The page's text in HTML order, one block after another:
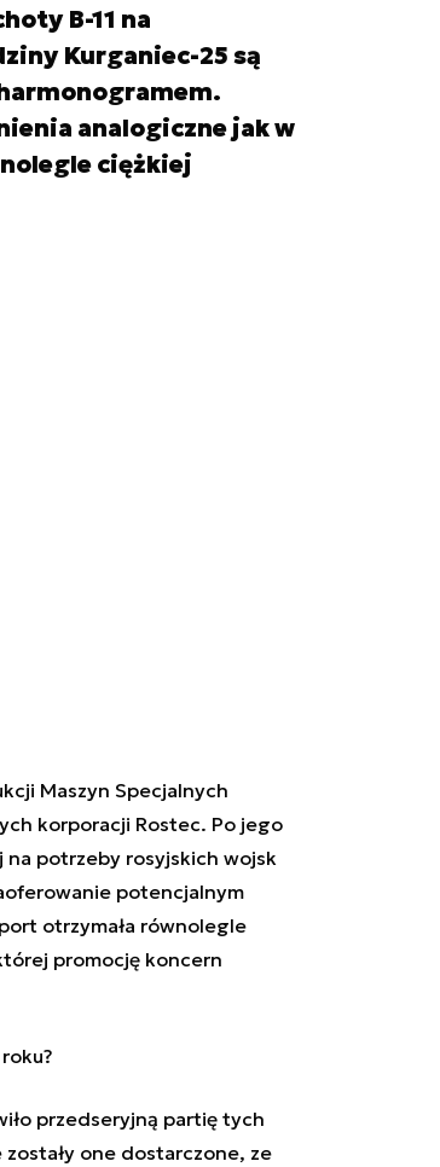
B-11 na
Kurganiec-25 są
analogiczne jak w
ciężkiej
Maszyn Specjalnych
korporacji Rostec. Po jego
potrzeby rosyjskich wojsk
potencjalnym
otrzymała równolegle
promocję koncern
przedseryjną partię tych
one dostarczone, ze